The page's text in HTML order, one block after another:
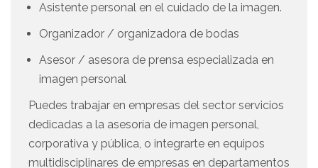
Asistente personal en el cuidado de la imagen.
Organizador / organizadora de bodas
Asesor / asesora de prensa especializada en
imagen personal
Puedes trabajar en empresas del sector servicios
dedicadas a la asesoría de imagen personal,
corporativa y pública, o integrarte en equipos
multidisciplinares de empresas en departamentos